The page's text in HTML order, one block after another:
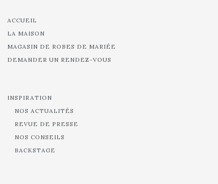
ACCUEIL
LA MAISON
MAGASIN DE ROBES DE MARIÉE
DEMANDER UN RENDEZ-VOUS
INSPIRATION
NOS ACTUALITÉS
REVUE DE PRESSE
NOS CONSEILS
BACKSTAGE